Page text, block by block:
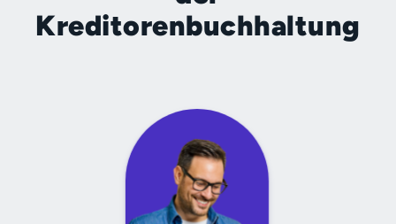
Kreditorenbuchhaltung